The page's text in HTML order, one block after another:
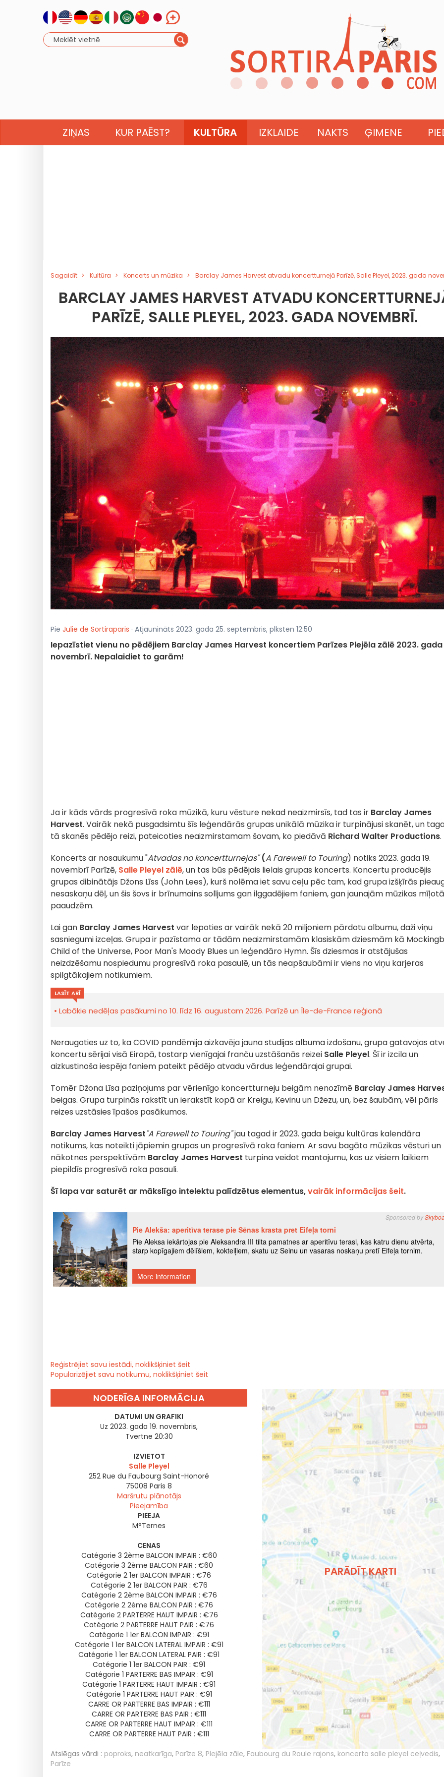
ZIŅAS KUR PAĒST? KULTŪRA IZKLAIDE NAKTS ĢIMENE
Sagaidīt Kultūra Koncerts un mūzika Barclay James Harvest atvadu koncertturnejā Parīzē, Salle Pleyel, 2023. gada
BARCLAY JAMES HARVEST ATVADU
PARĪZĒ, SALLE PLEYEL, 2023. GADA NOVEMBRĪ.
Pie Julie de Sortiraparis · Atjaunināts 2023. gada 25. septembris, plksten 12:50
Iepazīstiet vienu no pēdējiem Barclay James Harvest koncertiem Parīzes Plejēla zālē 2023. gada
novembrī. Nepalaidiet to garām!
Ja ir kāds vārds progresīvā roka mūzikā, kuru vēsture nekad neaizmirsīs, tad tas ir Barclay James
Harvest. Vairāk nekā pusgadsimtu šīs leģendārās grupas unikālā mūzika ir turpinājusi skanēt, un
tā skanēs pēdējo reizi, pateicoties neaizmirstamam šovam, ko piedāvā Richard Walter Productions.
Koncerts ar nosaukumu "Atvadas no koncertturnejas" (A Farewell to Touring) notiks 2023. gada 19.
novembrī Parīzē, Salle Pleyel zālē, un tas būs pēdējais lielais grupas koncerts. Koncertu producējis
grupas dibinātājs Džons Līss (John Lees), kurš nolēma iet savu ceļu pēc tam, kad grupa izšķīrās
nesaskaņu dēļ, un šis šovs ir brīnumains solījums gan ilggadējiem faniem, gan jaunajām mūzikas
paaudzēm.
Lai gan Barclay James Harvest var lepoties ar vairāk nekā 20 miljoniem pārdotu albumu, daži viņu
sasniegumi izceļas. Grupa ir pazīstama ar tādām neaizmirstamām klasiskām dziesmām kā
Child of the Universe, Poor Man's Moody Blues un leģendāro Hymn. Šīs dziesmas ir atstājušas
neizdzēšamu nospiedumu progresīvā roka pasaulē, un tās neapšaubāmi ir viens no viņu karjeras
spilgtākajiem notikumiem.
LASĪT ARĪ
Labākie nedēļas pasākumi no 10. līdz 16. augustam 2026. Parīzē un Île-de-France reģionā
Neraugoties uz to, ka COVID pandēmija aizkavēja jauna studijas albuma izdošanu, grupa gatavojas
koncertu sērijai visā Eiropā, tostarp vienīgajai franču uzstāšanās reizei Salle Pleyel. Šī ir izcila un
aizkustinoša iespēja faniem pateikt pēdējo atvadu vārdus leģendārajai grupai.
Tomēr Džona Līsa paziņojums par vērienīgo koncertturneju beigām nenozīmē Barclay James
beigas. Grupa turpinās rakstīt un ierakstīt kopā ar Kreigu, Kevinu un Džezu, un, bez šaubām, vēl pāris
reizes uzstāsies īpašos pasākumos.
Barclay James Harvest"A Farewell to Touring"jau tagad ir 2023. gada beigu kultūras kalendāra
notikums, kas noteikti jāpiemin grupas un progresīvā roka faniem. Ar savu bagāto mūzikas vēsturi un
nākotnes perspektīvām Barclay James Harvest turpina veidot mantojumu, kas uz visiem laikiem
piepildīs progresīvā roka pasauli.
Šī lapa var saturēt ar mākslīgo intelektu palīdzētus elementus,vairāk informācijas šeit.
Reģistrējiet savu iestādi, noklikšķiniet šeit
Popularizējiet savu notikumu, noklikšķiniet šeit
NODERĪGA INFORMĀCIJA
DATUMI UN GRAFIKI
Uz 2023. gada 19. novembris,
Tvertne 20:30
IZVIETOT
Salle Pleyel
252 Rue du Faubourg Saint-Honoré
75008 Paris 8
Maršrutu plānotājs
Pieejamība
PIEEJA
M°Ternes
CENAS
Catégorie 3 2ème BALCON IMPAIR : €60
Catégorie 3 2ème BALCON PAIR : €60
Catégorie 2 1er BALCON IMPAIR : €76
Catégorie 2 1er BALCON PAIR : €76
Catégorie 2 2ème BALCON IMPAIR : €76
Catégorie 2 2ème BALCON PAIR : €76
Catégorie 2 PARTERRE HAUT IMPAIR : €76
Catégorie 2 PARTERRE HAUT PAIR : €76
Catégorie 1 1er BALCON IMPAIR : €91
Catégorie 1 1er BALCON LATERAL IMPAIR : €91
Catégorie 1 1er BALCON LATERAL PAIR : €91
Catégorie 1 1er BALCON PAIR : €91
Catégorie 1 PARTERRE BAS IMPAIR : €91
Catégorie 1 PARTERRE HAUT IMPAIR : €91
Catégorie 1 PARTERRE HAUT PAIR : €91
CARRE OR PARTERRE BAS IMPAIR : €111
CARRE OR PARTERRE BAS PAIR : €111
CARRE OR PARTERRE HAUT IMPAIR : €111
CARRE OR PARTERRE HAUT PAIR : €111
PARĀDĪT KARTI
Atslēgas vārdi : poproks, neatkarīga, Parīze 8, Plejēla zāle, Faubourg du Roule rajons, koncerta salle pleyel ceļvedis,
Parīze